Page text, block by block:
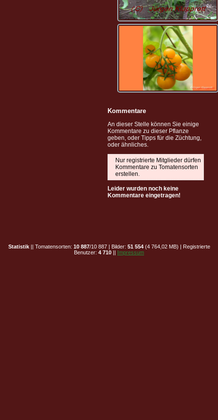
Kommentare
An dieser Stelle können Sie einige
Kommentare zu dieser Pflanze
geben, oder Tipps für die Züchtung,
oder ähnliches.
Nur registrierte Mitglieder dürfen
Kommentare zu Tomatensorten
erstellen.
Leider wurden noch keine
Kommentare eingetragen!
Statistik|| Tomatensorten: 10 887/10 887 | Bilder: 51 554(4 764,02 MB) | Registrierte
Benutzer: 4 710 || Impressum